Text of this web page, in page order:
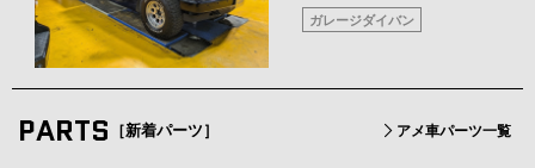
ガレージダイバン
PARTS ［新着パーツ］ アメ車パーツ一覧